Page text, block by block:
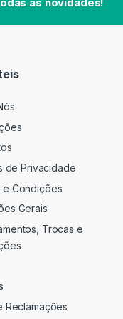
de Privacidade
e Condições
Gerais
Trocas e
Reclamações